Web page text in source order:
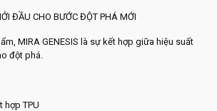
ĐẦU CHO BƯỚC ĐỘT PHÁ MỚI
MIRA GENESIS là sự kết hợp giữa hiệu suất
đột phá.
hợp TPU